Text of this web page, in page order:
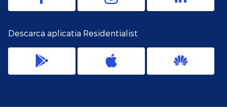
Descarca aplicatia Residentialist